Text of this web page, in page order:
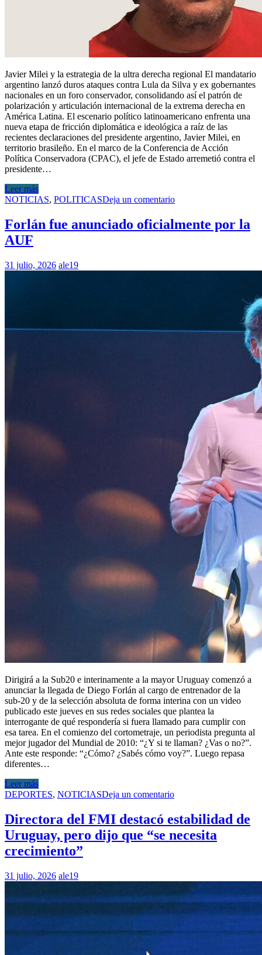
Javier Milei y la estrategia de la ultra derecha regional El mandatario
argentino lanzó duros ataques contra Lula da Silva y ex gobernantes
nacionales en un foro conservador, consolidando así el patrón de
polarización y articulación internacional de la extrema derecha en
América Latina. El escenario político latinoamericano enfrenta una
nueva etapa de fricción diplomática e ideológica a raíz de las
recientes declaraciones del presidente argentino, Javier Milei, en
territorio brasileño. En el marco de la Conferencia de Acción
Política Conservadora (CPAC), el jefe de Estado arremetió contra el
presidente…
Leer más
NOTICIAS, POLITICASDeja un comentario
Forlán fue anunciado oficialmente por la
AUF
31 julio, 2026 ale19
Dirigirá a la Sub20 e interinamente a la mayor Uruguay comenzó a
anunciar la llegada de Diego Forlán al cargo de entrenador de la
sub-20 y de la selección absoluta de forma interina con un video
publicado este jueves en sus redes sociales que plantea la
interrogante de qué respondería si fuera llamado para cumplir con
esa tarea. En el comienzo del cortometraje, un periodista pregunta al
mejor jugador del Mundial de 2010: “¿Y si te llaman? ¿Vas o no?”.
Ante este responde: “¿Cómo? ¿Sabés cómo voy?”. Luego repasa
diferentes…
Leer más
DEPORTES, NOTICIASDeja un comentario
Directora del FMI destacó estabilidad de
Uruguay, pero dijo que “se necesita
crecimiento”
31 julio, 2026 ale19